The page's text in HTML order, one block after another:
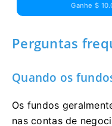
Ganhe $
Perguntas
Quando os
Os fundos
nas contas de